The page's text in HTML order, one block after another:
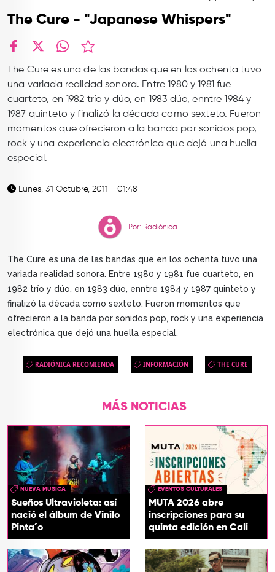
The Cure - "Japanese Whispers"
The Cure es una de las bandas que en los ochenta tuvo
una variada realidad sonora. Entre 1980 y 1981 fue
cuarteto, en 1982 trío y dúo, en 1983 dúo, enntre 1984 y
1987 quinteto y finalizó la década como sexteto. Fueron
momentos que ofrecieron a la banda por sonidos pop,
rock y una experiencia electrónica que dejó una huella
especial.
Lunes, 31 Octubre, 2011 - 01:48
Por: Radiónica
The Cure es una de las bandas que en los ochenta tuvo una
variada realidad sonora. Entre 1980 y 1981 fue cuarteto, en
1982 trío y dúo, en 1983 dúo, enntre 1984 y 1987 quinteto y
finalizó la década como sexteto. Fueron momentos que
ofrecieron a la banda por sonidos pop, rock y una experiencia
electrónica que dejó una huella especial.
RADIÓNICA RECOMIENDA INFORMACIÓN THE CURE
MÁS NOTICIAS
NUEVA MUSICA
Sueños Ultravioleta: así
nació el álbum de Vinilo
Pinta´o
EVENTOS CULTURALES
MUTA 2026 abre
inscripciones para su
quinta edición en Cali